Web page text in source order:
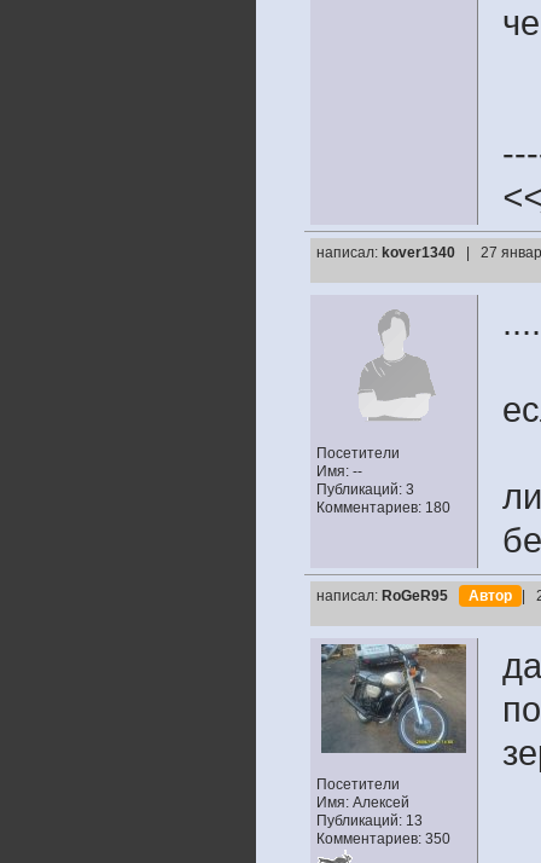
написал: kover1340 | 27
Посетители
Имя: --
Публикаций: 3
Комментариев: 180
написал: RoGeR95 Автор |
Посетители
Имя: Алексей
Публикаций: 13
Комментариев: 350